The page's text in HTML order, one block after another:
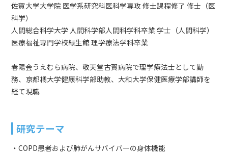
佐賀大学大学院 医学系研究科医科学専攻 修士課程修了 修士（医
科学）
人間総合科学大学 人間科学部人間科学科卒業 学士（人間科学）
医療福祉専門学校緑生館 理学療法学科卒業
春陽会うえむら病院、敬天堂古賀病院で理学療法士として勤
務、京都橘大学健康科学部助教、大和大学保健医療学部講師を
経て現職
研究テーマ
・COPD患者および肺がんサバイバーの身体機能